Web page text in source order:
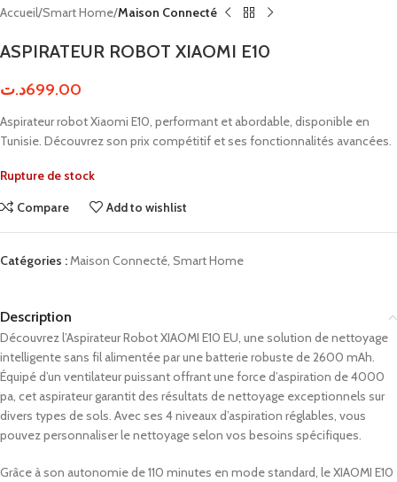
Accueil Smart Home Maison Connecté
ASPIRATEUR ROBOT XIAOMI E10
699.00د.ت
Aspirateur robot Xiaomi E10, performant et abordable, disponible en
Tunisie. Découvrez son prix compétitif et ses fonctionnalités avancées.
Rupture de stock
Compare
Add to wishlist
Catégories :Maison Connecté, Smart Home
Description
Découvrez l’Aspirateur Robot XIAOMI E10 EU, une solution de nettoyage
intelligente sans fil alimentée par une batterie robuste de 2600 mAh.
Équipé d’un ventilateur puissant offrant une force d’aspiration de 4000
pa, cet aspirateur garantit des résultats de nettoyage exceptionnels sur
divers types de sols. Avec ses 4 niveaux d’aspiration réglables, vous
pouvez personnaliser le nettoyage selon vos besoins spécifiques.
Grâce à son autonomie de 110 minutes en mode standard, le XIAOMI E10